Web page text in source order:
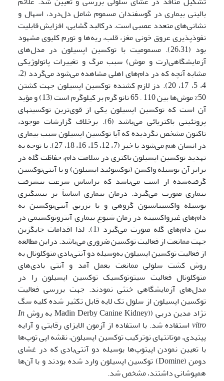
بالینی بیماری در گوسفندان مسموم شامل دل‌درد، اسهال و
نشانی‌های متعدد عصبی است. درکالبد گشایی، افزایش قابلیت
نفوذپذیری عروق خونی مغز، قلب، ریه‌ها و تورم کلیوی مشهود
بود (26،31). مسمومیت با توکسین اپسیلون در مدل‌های
آزمایشگاهی(رت و موش) سبب مرگ و تغییرات پاتولوژیکی
مشابه آنچه که در دام‌های اهلی مشاهده می‌شود می‌گردد (2،
4، 5، 17، 20). دز لازم کشنده توکسین اپسیلون جهت کشتن
50% موش‌ها بین 110 – 65 نانو گرم بر کیلوگرم است (13) و مؤید
آن است که توکسین اپسیلون یکی از قوی‌ترین توکسین­های
پروتئینی باکتریائی می‌باشد (6).
برخلاف گزارشات موجود،
تاکنون مشخص نگردیده که آیا توکسین اپسیلون سبب بیماری
در انسانهم می‌شود یاخیر (7، 12، 15، 16، 18، 27). با
توجه به
تهدید توکسین اپسیلون باکتری در سلامت دام، حفاظت گله در
برابر آن بوسیله واکسن (توکسوئید اپسیلون) و یا آنتی‌توکسین
گرفته‌شده از اسب می‌باشد که براساس سرعت پیشرفت
بیماری صورت می‌گیرد. درمان بیماری اساساً بر پیشگیری
بوسیله واکسیناسیون گروهی و یا تزریق آنتی‌توکسین به
دام‌های غیرواکسینه در زمان شیوع بیماری آنتروتوکسیمی در
بین دام‌های گله صورت می‌گیرد (1). لذا اقدامات جایگزین
جهت ممانعت از فعالیت توکسین ضروری می‌باشد. دراین مطالعه
از فعالیت توکسین اپسیلون به‌وسیله دو آنتی‌بادی منوکلونال به
روش کشت سلولی ممانعت بعمل آمد و آنتی بادی‌های
منوکلونال فعالیت سیتوتوکسیک توکسین اپسیلون را در
مدل‌های آزمایشگاهی خنثی نمودند. جهت بررسی فعالیت
توکسین اپسیلون از سلول تک لایه قابل تکثیر شده کلیه سگ
نژاد مدین دربی ((Madin Derby Canine Kidney به روش
In
vitro استفاده شد. با استفاده از آزمون الایزای رقابتی و آرایه
پپتیدی، موتانت­های نوترکیب توکسین اپسیلون، نقشه اپی توپ‌ها
با تعیین نمودن اپی­توپ‌ها بوسیله دو آنتی‌بادیکه در غشای
دومن (Domine) توکسین اپسیلون وارد شده بودند و با آن‌ها
همپوشانی داشتند، مشخص شد.